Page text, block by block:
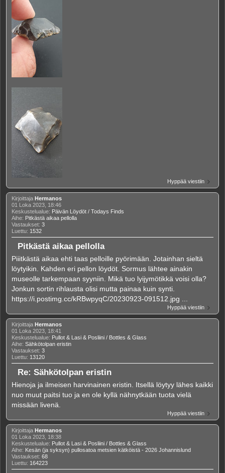
Hyppää viestiin
Kirjoittaja Hermanos
01 Loka 2023, 18:46
Keskustelualue: Päivän Löydöt / Todays Finds
Aihe: Pitkästä aikaa pellolla
Vastaukset: 3
Luettu: 1532
Pitkästä aikaa pellolla
Piiitkästä aikaa ehti taas pelloille pyörimään. Jotainhan sieltä
löytyikin. Kahden eri pellon löydöt. Sormus lähtee ainakin
museolle tarkempaan syyniin. Mikä tuo lyijymötikkä voisi olla?
Jonkun sortin rihlausta olisi mutta painaa kuin synti.
https://i.postimg.cc/kRBwpyqC/20230923-091512.jpg ...
Hyppää viestiin
Kirjoittaja Hermanos
01 Loka 2023, 18:41
Keskustelualue: Pullot & Lasi & Posliini / Bottles & Glass
Aihe: Sähkötolpan eristin
Vastaukset: 3
Luettu: 13120
Re: Sähkötolpan eristin
Hienoja ja ilmeisen harvinainen eristin. Itsellä löytyy lähes kaikki
nuo muut paitsi tuo ja en ole kyllä nähnytkään tuota vielä
missään livenä.
Hyppää viestiin
Kirjoittaja Hermanos
01 Loka 2023, 18:38
Keskustelualue: Pullot & Lasi & Posliini / Bottles & Glass
Aihe: Kesän (ja syksyn) pullosatoa metsien kätköistä - 2026 Johannislund
Vastaukset: 68
Luettu: 164223